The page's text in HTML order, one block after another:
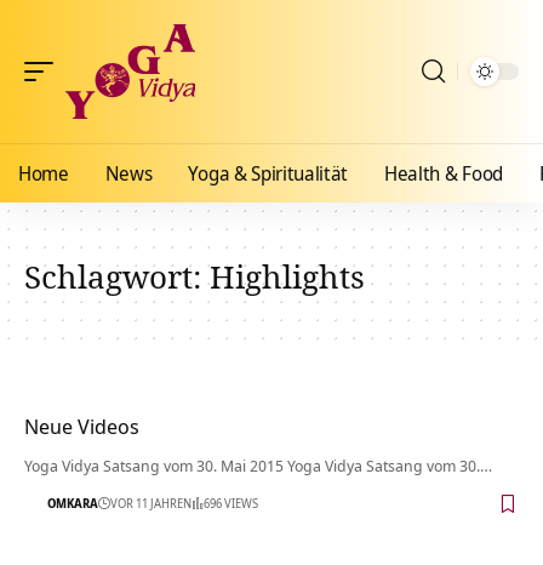
Home News Yoga & Spiritualität Health & Food
Schlagwort:Highlights
Neue Videos
Yoga Vidya Satsang vom 30. Mai 2015 Yoga Vidya Satsang vom 30.…
OMKARA VOR 11 JAHREN 696 VIEWS